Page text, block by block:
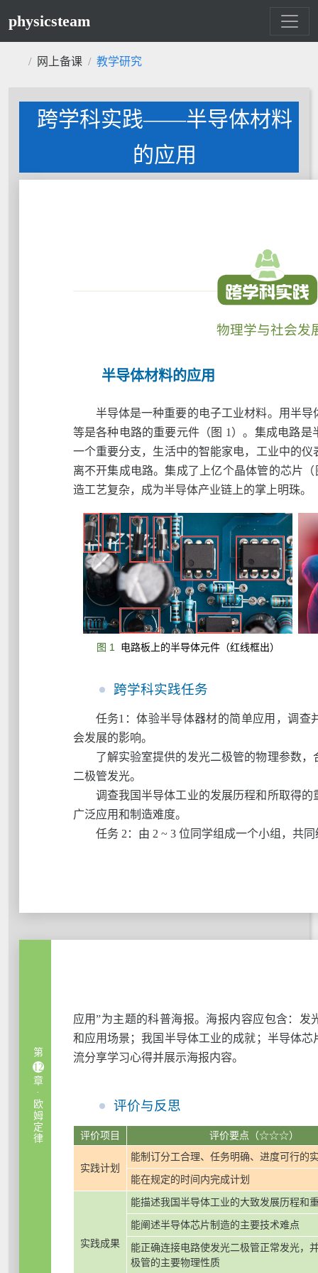
physicsteam
网上备课 教学研究
跨学科实践——半导体材料
的应用
物理学与社会发
半导体材料的应用
半导体是一种重要的电子工业材料。用半
等是各种电路的重要元件（图 1）。集成电路是
一个重要分支，生活中的智能家电，工业中的
离不开集成电路。集成了上亿个晶体管的芯片
造工艺复杂，成为半导体产业链上的掌上明珠。
图 1 电路板上的半导体元件（红线框出）
跨学科实践任务
任务1：体验半导体器材的简单应用，调查
会发展的影响。
了解实验室提供的发光二极管的物理参数
二极管发光。
调查我国半导体工业的发展历程和所取得
广泛应用和制造难度。
任务 2：由 2 ~ 3 位同学组成一个小组，共
第
12
章
·
欧
姆
定
律
应用”为主题的科普海报。海报内容应包含：发
和应用场景；我国半导体工业的成就；半导体
流分享学习心得并展示海报内容。
评价与反思
评价项目 评价要点（☆☆☆）
实践计划
能制订分工合理、任务明确、进度可行的
能在规定的时间内完成计划
实践成果
能描述我国半导体工业的大致发展历程和
能阐述半导体芯片制造的主要技术难点
能正确连接电路使发光二极管正常发光，
极管的主要物理性质